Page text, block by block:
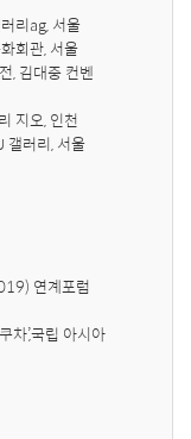
리ag, 서울
회관, 서울
, 김대중 컨벤
지오, 인천
러리, 서울
연계포럼
차’,국립 아시아